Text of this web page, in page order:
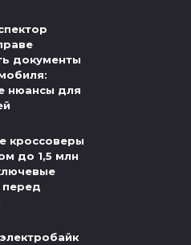
документы
нюансы для
кроссоверы
до 1,5 млн